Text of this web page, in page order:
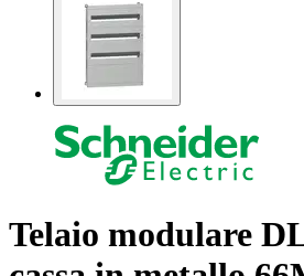
Telaio modulare